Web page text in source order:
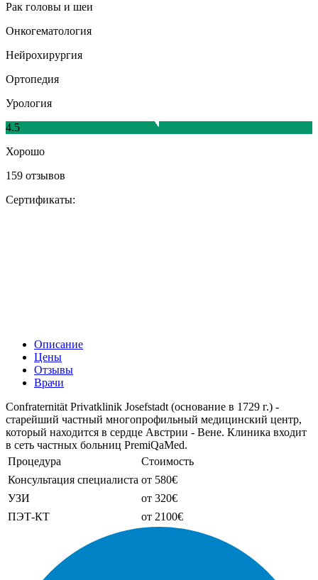
Рак головы и шеи
Онкогематология
Нейрохирургия
Ортопедия
Урология
4.5
Хорошо
159 отзывов
Сертификаты:
Описание
Цены
Отзывы
Врачи
Confraternität Privatklinik Josefstadt (основание в 1729 г.) -
старейший частный многопрофильный медицинский центр,
который находится в сердце Австрии - Вене. Клиника входит
в сеть частных больниц PremiQaMed.
Процедура
Стоимость
Консультация специалиста от 580€
УЗИ
от 320€
ПЭТ-КТ
от 2100€